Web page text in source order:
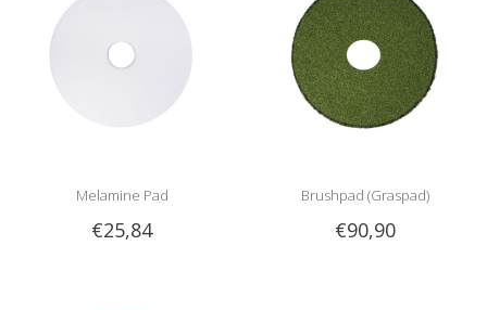
Melamine Pad
€25,84
Brushpad (Graspad)
€90,90